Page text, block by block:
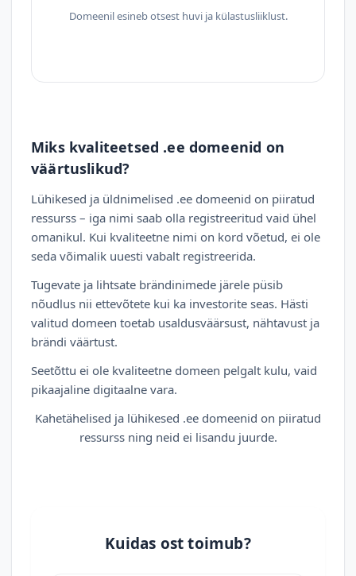
Domeenil esineb otsest huvi ja külastusliiklust.
Miks kvaliteetsed .ee domeenid on
väärtuslikud?
Lühikesed ja üldnimelised .ee domeenid on piiratud
ressurss – iga nimi saab olla registreeritud vaid ühel
omanikul. Kui kvaliteetne nimi on kord võetud, ei ole
seda võimalik uuesti vabalt registreerida.
Tugevate ja lihtsate brändinimede järele püsib
nõudlus nii ettevõtete kui ka investorite seas. Hästi
valitud domeen toetab usaldusväärsust, nähtavust ja
brändi väärtust.
Seetõttu ei ole kvaliteetne domeen pelgalt kulu, vaid
pikaajaline digitaalne vara.
Kahetähelised ja lühikesed .ee domeenid on piiratud
ressurss ning neid ei lisandu juurde.
Kuidas ost toimub?